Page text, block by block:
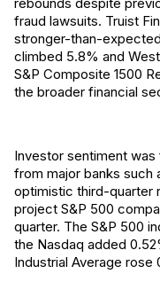
fraud lawsuits. Truist
stronger-than-
climbed 5.8% and
S&P Composite 1500
the broader financial
Investor sentiment
from major banks such
optimistic third-quarter
project S&P 500
quarter. The S&P 500
the Nasdaq added
Industrial Average rose